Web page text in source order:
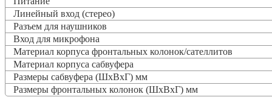
Линейный вход (стерео)
Разъем для наушников
Вход для микрофона
Материал корпуса фронтальных колонок/сателлитов
Материал корпуса сабвуфера
Размеры сабвуфера (ШxВxГ) мм
Размеры фронтальных колонок (ШxВxГ) мм